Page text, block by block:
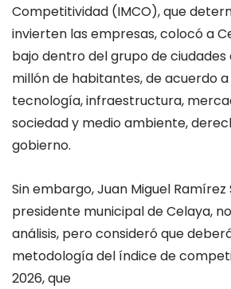
Competitividad (IMCO), que
invierten las empresas, colocó a
bajo dentro del grupo de ciudades
millón de habitantes, de acuerdo
tecnología, infraestructura,
sociedad y medio ambiente,
gobierno.
Sin embargo, Juan Miguel Ramírez
presidente municipal de Celaya,
análisis, pero consideró que
metodología del índice de
2026, que